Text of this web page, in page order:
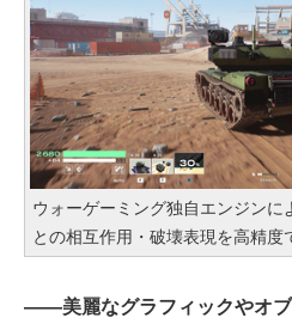
ウォーゲーミング独自エンジンに
との相互作用・破壊表現を高精度
――美麗なグラフィックやオ